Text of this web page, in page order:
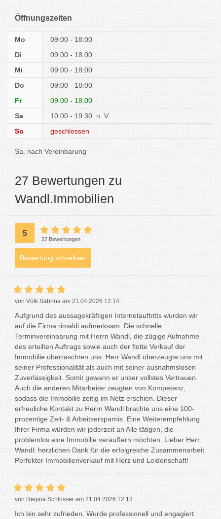
Öffnungszeiten
Mo
09:00 - 18:00
Di
09:00 - 18:00
Mi
09:00 - 18:00
Do
09:00 - 18:00
Fr
09:00 - 18:00
Sa
10:00 - 19:30 n. V.
So
geschlossen
Sa. nach Vereinbarung
27 Bewertungen zu
Wandl.Immobilien
5
27 Bewertungen
Bewertung schreiben
von Völk Sabrina am 21.04.2026 12:14
Aufgrund des aussagekräftigen Internetauftritts wurden wir
auf die Firma rimaldi aufmerksam. Die schnelle
Terminvereinbarung mit Herrn Wandl, die zügige Aufnahme
des erteilten Auftrags sowie auch der flotte Verkauf der
Immobilie überraschten uns. Herr Wandl überzeugte uns mit
seiner Professionalität als auch mit seiner ausnahmslosen
Zuverlässigkeit. Somit gewann er unser vollstes Vertrauen.
Auch die anderen Mitarbeiter zeugten von Kompetenz,
sodass die Immobilie zeitig im Netz erschien. Dieser
erfreuliche Kontakt zu Herrn Wandl brachte uns eine 100-
prozentige Zeit- & Arbeitsersparnis. Eine Weiterempfehlung
Ihrer Firma würden wir jederzeit an Alle tätigen, die
problemlos eine Immobilie veräußern möchten. Lieber Herr
Wandl: herzlichen Dank für die erfolgreiche Zusammenarbeit.
Perfekter Immobilienverkauf mit Herz und Leidenschaft!
von Regina Schlösser am 21.04.2026 12:13
Ich bin sehr zufrieden. Wurde professionell und engagiert